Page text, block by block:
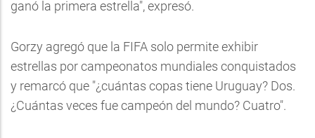
ganó la primera estrella", expresó.
Gorzy agregó que la FIFA solo permite exhibir
estrellas por campeonatos mundiales conquistados
y remarcó que "¿cuántas copas tiene Uruguay? Dos.
¿Cuántas veces fue campeón del mundo? Cuatro".